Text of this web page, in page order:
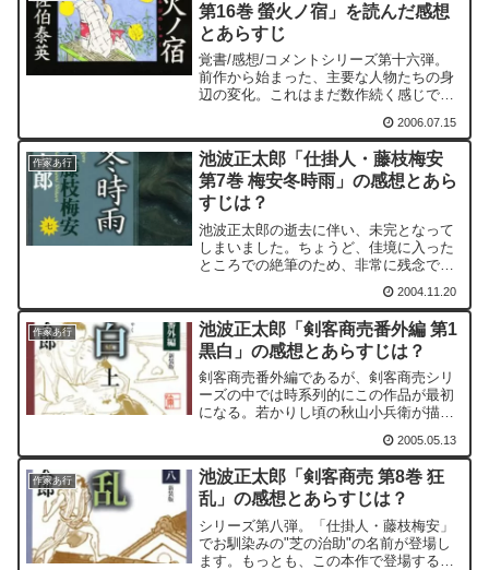
第16巻 螢火ノ宿」を読んだ感想
とあらすじ
覚書/感想/コメントシリーズ第十六弾。
前作から始まった、主要な人物たちの身
辺の変化。これはまだ数作続く感じでは
始まる、豊後関前藩の騒動に絡んで、そ
の身を苦界に沈めることになった磐音の
許嫁・小林奈緒こと白鶴...
2006.07.15
作家あ行
池波正太郎「仕掛人・藤枝梅安
第7巻 梅安冬時雨」の感想とあら
すじは？
池波正太郎の逝去に伴い、未完となって
しまいました。ちょうど、佳境に入った
ところでの絶筆のため、非常に残念で
衛の名が登場します。本人が登場するわ
けではないのですが、浅井新之助を評す
るために、小兵衛を登場さ...
2004.11.20
作家あ行
池波正太郎「剣客商売番外編 第1
黒白」の感想とあらすじは？
剣客商売番外編であるが、剣客商売シリ
ーズの中では時系列的にこの作品が最初
になる。若かりし頃の秋山小兵衛が描か
もう一つの番外編「ないしょ ないし
ょ」が本書の次に来る。そして、本編の
剣客商売シリーズへと続く。
2005.05.13
作家あ行
池波正太郎「剣客商売 第8巻 狂
乱」の感想とあらすじは？
シリーズ第八弾。「仕掛人・藤枝梅安」
でお馴染みの"芝の治助"の名前が登場し
ます。もっとも、この本作で登場する芝